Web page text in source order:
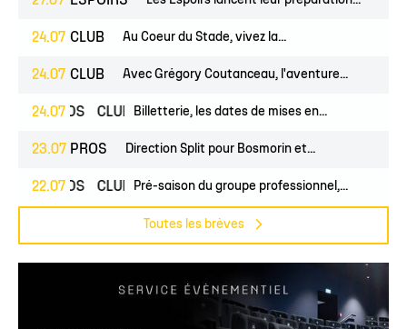
24.07 CLUB Au Coeur du Stade, vivez la...
24.07 CLUB Avec Grégory Coutanceau, l'aventure...
24.07
PROS CLUB Billetterie, les dates de mises en...
23.07 PROS Direction Split pour Bosmorin et...
22.07
PROS CLUB Pré-saison du groupe professionnel,...
Toutes les brèves